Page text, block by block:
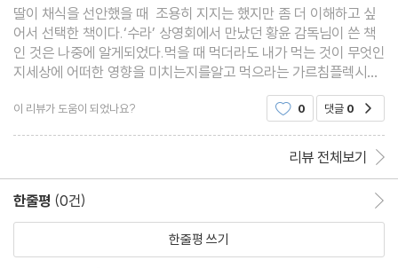
햄버거병, 광우병 : 다음 차례는 누구인가
바이러스 시대의 육아
바이러스의 마르지 않는 저수지
똥과의 전쟁
Part05. 작고 푸른 행성을 위한 식단
‘뛰는 심장’ 부족의 초대
딸이 채식을 선안했을 때 조용히 지지는 했지만 좀 더 이해하고 싶
어서 선택한 책이다.‘수라’ 상영회에서 만났던 황윤 감독님이 쓴 책
인 것은 나중에 알게되었다.먹을 때 먹더라도 내가 먹는 것이 무엇인
지세상에 어떠한 영향을 미치는지를알고 먹으라는 가르침플렉시테
이 리뷰가 도움이 되었나요? 0 댓글 0
리뷰 전체보기
한줄평 (0건)
한줄평 쓰기